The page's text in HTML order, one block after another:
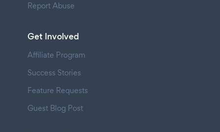
Report Abuse
Get Involved
Affiliate Program
Success Stories
Feature Requests
Guest Blog Post